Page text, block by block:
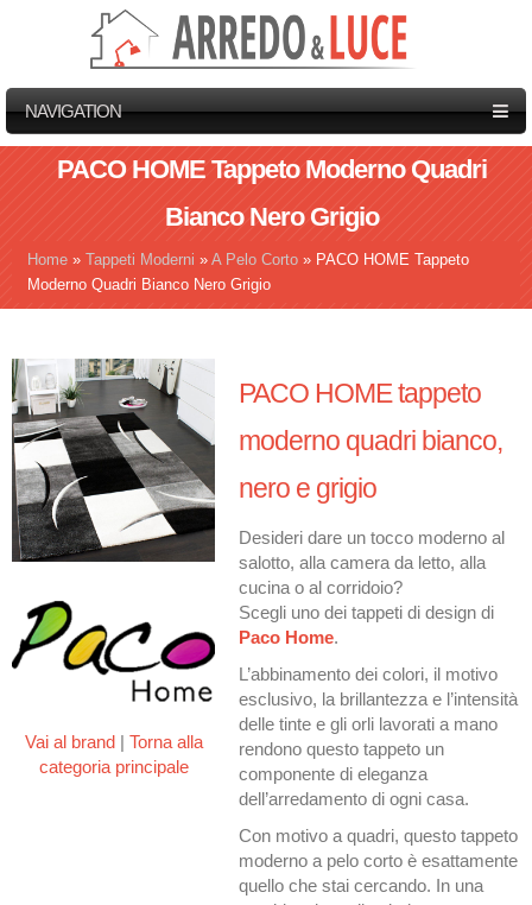
NAVIGATION
PACO HOME Tappeto Moderno Quadri
Bianco Nero Grigio
Tu sei qui
Home » Tappeti Moderni » A Pelo Corto » PACO HOME Tappeto
Moderno Quadri Bianco Nero Grigio
Vai al brand| Torna alla
categoria principale
PACO HOME tappeto
moderno quadri bianco,
nero e grigio
Desideri dare un tocco moderno al
salotto, alla camera da letto, alla
cucina o al corridoio?
Scegli uno dei tappeti di design di
Paco Home.
L’abbinamento dei colori, il motivo
esclusivo, la brillantezza e l’intensità
delle tinte e gli orli lavorati a mano
rendono questo tappeto un
componente di eleganza
dell’arredamento di ogni casa.
Con motivo a quadri, questo tappeto
moderno a pelo corto è esattamente
quello che stai cercando. In una